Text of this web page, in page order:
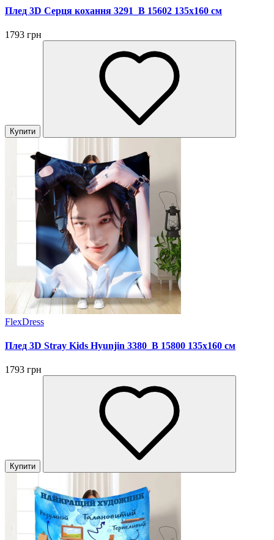
Плед 3D Серця кохання 3291_B 15602 135х160 см
1793 грн
Купити
FlexDress
Плед 3D Stray Kids Hyunjin 3380_B 15800 135х160 см
1793 грн
Купити